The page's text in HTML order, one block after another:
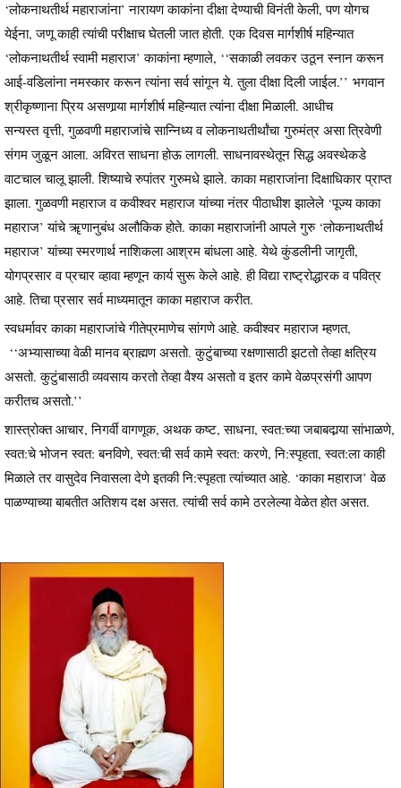
‘लोकनाथतीर्थ महाराजांना’ नारायण काकांना दीक्षा देण्याची विनंती केली, पण योगच
येईना, जणू काही त्यांची परीक्षाच घेतली जात होती. एक दिवस मार्गशीर्ष महिन्यात
‘लोकनाथतीर्थ स्वामी महाराज’ काकांना म्हणाले, ‘‘सकाळी लवकर उठून स्नान करून
आई-वडिलांना नमस्कार करून त्यांना सर्व सांगून ये. तुला दीक्षा दिली जाईल.’’ भगवान
श्रीकृष्णाना प्रिय असणार्‍या मार्गशीर्ष महिन्यात त्यांना दीक्षा मिळाली. आधीच
सन्यस्त वृत्ती, गुळवणी महाराजांचे सान्निध्य व लोकनाथतीर्थांचा गुरुमंत्र असा त्रिवेणी
संगम जुळून आला. अविरत साधना होऊ लागली. साधनावस्थेतून सिद्ध अवस्थेकडे
वाटचाल चालू झाली. शिष्याचे रुपांतर गुरुमधे झाले. काका महाराजांना दिक्षाधिकार प्राप्त
झाला. गुळवणी महाराज व कवीश्वर महाराज यांच्या नंतर पीठाधीश झालेले ‘पूज्य काका
महाराज’ यांचे ॠणानुबंध अलौकिक होते. काका महाराजांनी आपले गुरु ‘लोकनाथतीर्थ
महाराज’ यांच्या स्मरणार्थ नाशिकला आश्रम बांधला आहे. येथे कुंडलीनी जागृती,
योगप्रसार व प्रचार व्हावा म्हणून कार्य सुरू केले आहे. ही विद्या राष्ट्रोद्धारक व पवित्र
आहे. तिचा प्रसार सर्व माध्यमातून काका महाराज करीत.
स्वधर्मावर काका महाराजांचे गीतेप्रमाणेच सांगणे आहे. कवीश्वर महाराज म्हणत,
‘‘अभ्यासाच्या वेळी मानव ब्राह्मण असतो. कुटुंबाच्या रक्षणासाठी झटतो तेव्हा क्षत्रिय
असतो. कुटुंबासाठी व्यवसाय करतो तेव्हा वैश्य असतो व इतर कामे वेळप्रसंगी आपण
करीतच असतो.’’
शास्त्रोक्त आचार, निगर्वी वागणूक, अथक कष्ट, साधना, स्वत:च्या जबाबदार्‍या सांभाळणे,
स्वत:चे भोजन स्वत: बनविणे, स्वत:ची सर्व कामे स्वत: करणे, नि:स्पृहता, स्वत:ला काही
मिळाले तर वासुदेव निवासला देणे इतकी नि:स्पृहता त्यांच्यात आहे. ‘काका महाराज’ वेळ
पाळण्याच्या बाबतीत अतिशय दक्ष असत. त्यांची सर्व कामे ठरलेल्या वेळेत होत असत.